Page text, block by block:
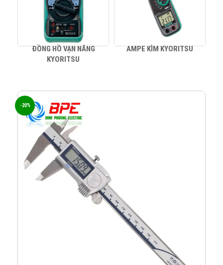
ĐỒNG HỒ VẠN NĂNG
KYORITSU
AMPE KÌM KYORITSU
-20%